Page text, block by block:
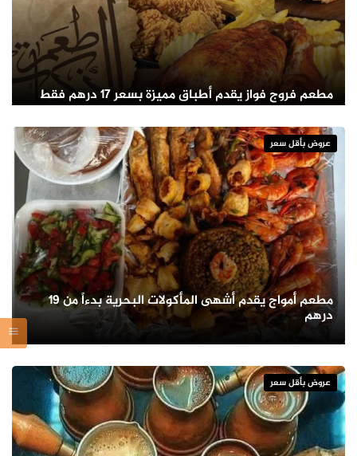
مطعم فروج فواز يقدم أطباق مميزة بسعر 17 درهم فقط
عروض بأقل سعر
مطعم أمواج يقدم أشهى المأكولات البحرية بدءاً من 19
درهم
عروض بأقل سعر